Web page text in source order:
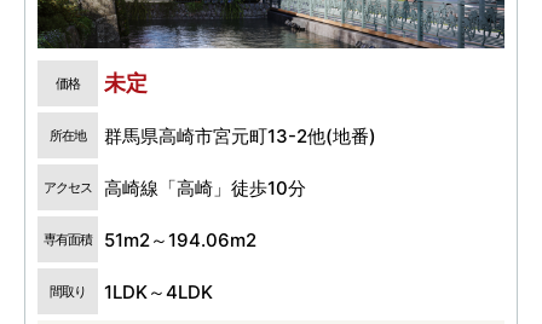
価格 未定
所在地 群馬県高崎市宮元町13-2他(地番)
アクセス 高崎線「高崎」徒歩10分
専有面積 51m2～194.06m2
間取り 1LDK～4LDK